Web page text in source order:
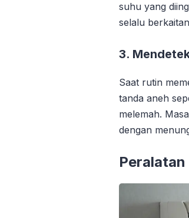
suhu yang
selalu
3.
Saat rutin
tanda aneh
melemah.
dengan